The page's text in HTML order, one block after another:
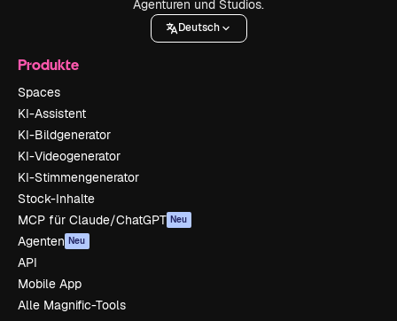
Agenturen und Studios.
Deutsch
Produkte
Spaces
KI-Assistent
KI-Bildgenerator
KI-Videogenerator
KI-Stimmengenerator
Stock-Inhalte
MCP für Claude/ChatGPT Neu
Agenten Neu
API
Mobile App
Alle Magnific-Tools